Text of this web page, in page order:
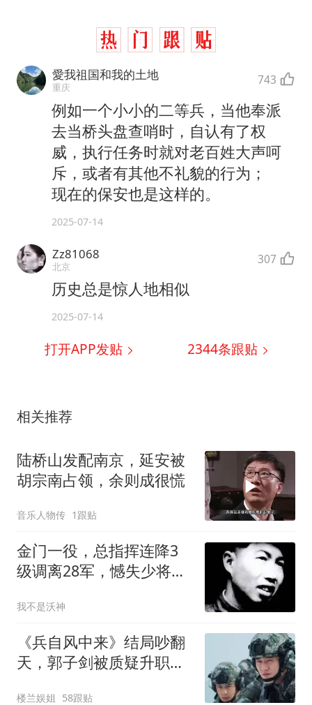
愛我祖国和我的土地
重庆 743
例如一个小小的二等兵，当他奉派
去当桥头盘查哨时，自认有了权
威，执行任务时就对老百姓大声呵
斥，或者有其他不礼貌的行为；
现在的保安也是这样的。
2025-07-14
Zz81068
北京 307
历史总是惊人地相似
2025-07-14
打开APP发贴 2344条跟贴
相关推荐
陆桥山发配南京，延安被
胡宗南占领，余则成很慌
音乐人物传 1跟贴
金门一役，总指挥连降3
级调离28军，憾失少将军
我不是沃神
《兵自风中来》结局吵翻
天，郭子剑被质疑升职
楼兰娱姐 58跟贴